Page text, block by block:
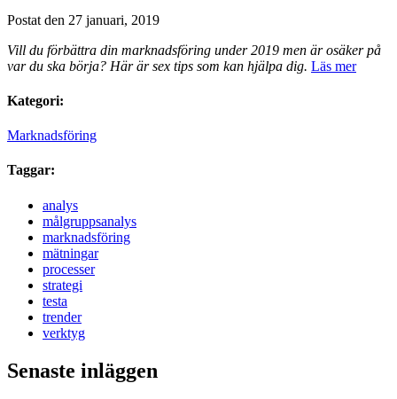
Postat den 27 januari, 2019
Vill du förbättra din marknadsföring under 2019 men är osäker på
var du ska börja? Här är sex tips som kan hjälpa dig. Läs mer
Kategori:
Marknadsföring
Taggar:
analys
målgruppsanalys
marknadsföring
mätningar
processer
strategi
testa
trender
verktyg
Senaste inläggen